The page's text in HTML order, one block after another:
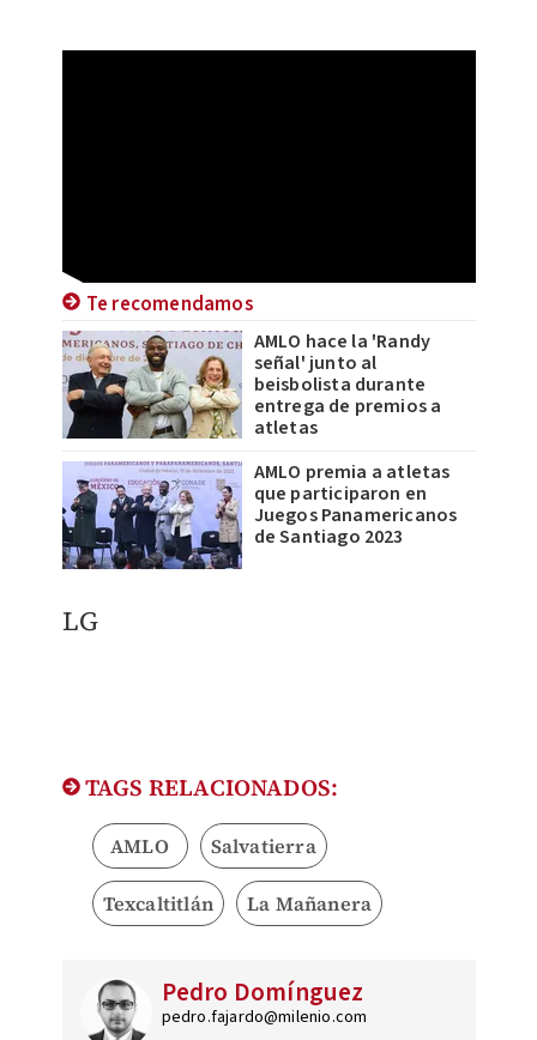
Te recomendamos
AMLO hace la 'Randy
señal' junto al
beisbolista durante
entrega de premios a
atletas
AMLO premia a atletas
que participaron en
Juegos Panamericanos
de Santiago 2023
LG
TAGS RELACIONADOS:
AMLO Salvatierra
Texcaltitlán La Mañanera
Pedro Domínguez
pedro.fajardo@milenio.com